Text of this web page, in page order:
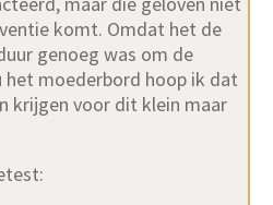
komt. Omdat het de
genoeg was om de
het moederbord hoop ik dat
krijgen voor dit klein maar